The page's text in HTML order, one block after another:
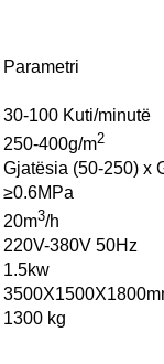
Parametri
30-100 Kuti/minutë
250-400g/m2
Gjatësia (50-250) x
≥0.6MPa
20m3/h
220V-380V 50Hz
1.5kw
1300 kg